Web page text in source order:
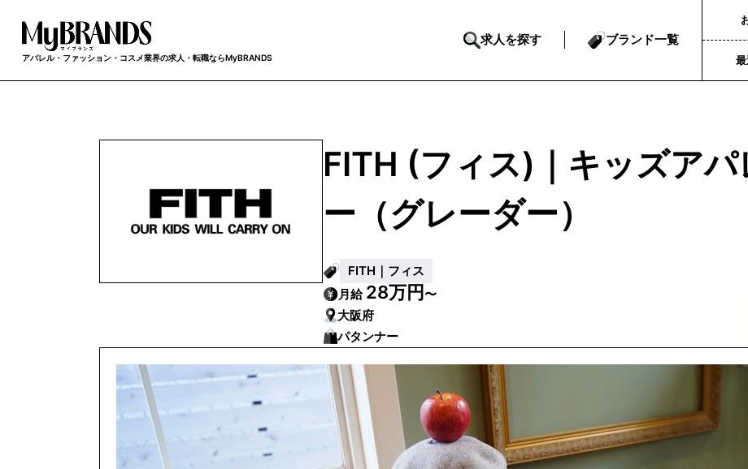
アパレル・ファッション・コスメ業界の求人・転職ならMyBRANDS
求人を探す ブランド一覧
FITH (フィス)｜キッズア
ー（グレーダー）
FITH｜フィス
月給 28万円〜
大阪府
パタンナー